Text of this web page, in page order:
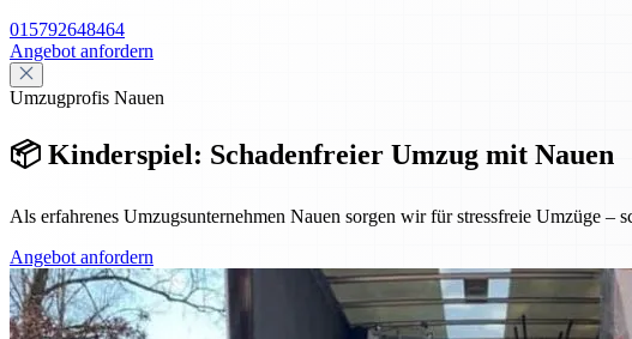
015792648464
Angebot anfordern
Umzugprofis Nauen
📦 Kinderspiel: Schadenfreier Umzug mit Nauen
Als erfahrenes Umzugsunternehmen Nauen sorgen wir für stressfreie Umzüge
Angebot anfordern